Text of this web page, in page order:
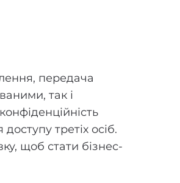
передача
так і
третіх осіб.
щоб стати бізнес-